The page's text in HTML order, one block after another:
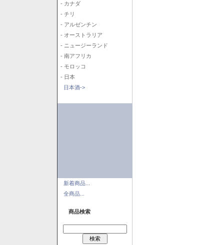
- カナダ
- チリ
- アルゼンチン
- オーストラリア
- ニュージーランド
- 南アフリカ
- モロッコ
- 日本
日本酒->
新着商品...
全商品...
商品検索